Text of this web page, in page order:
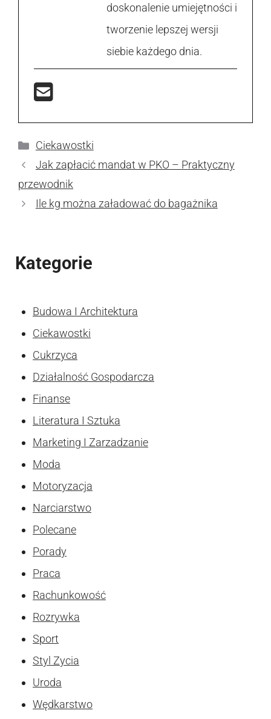
doskonalenie umiejętności i
tworzenie lepszej wersji
siebie każdego dnia.
Kategorie
Ciekawostki
Jak zapłacić mandat w PKO – Praktyczny
przewodnik
Ile kg można załadować do bagażnika
Kategorie
Budowa I Architektura
Ciekawostki
Cukrzyca
Działalność Gospodarcza
Finanse
Literatura I Sztuka
Marketing I Zarzadzanie
Moda
Motoryzacja
Narciarstwo
Polecane
Porady
Praca
Rachunkowość
Rozrywka
Sport
Styl Zycia
Uroda
Wędkarstwo